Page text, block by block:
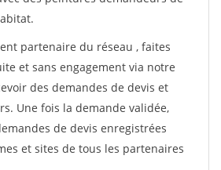
partenaire du réseau , faites
et sans engagement via notre
des demandes de devis et
Une fois la demande validée,
de devis enregistrées
et sites de tous les partenaires